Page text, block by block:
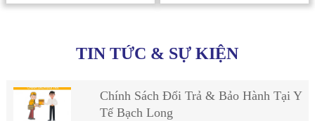
TIN TỨC & SỰ KIỆN
Chính Sách Đổi Trả & Bảo Hành Tại Y
Tế Bạch Long